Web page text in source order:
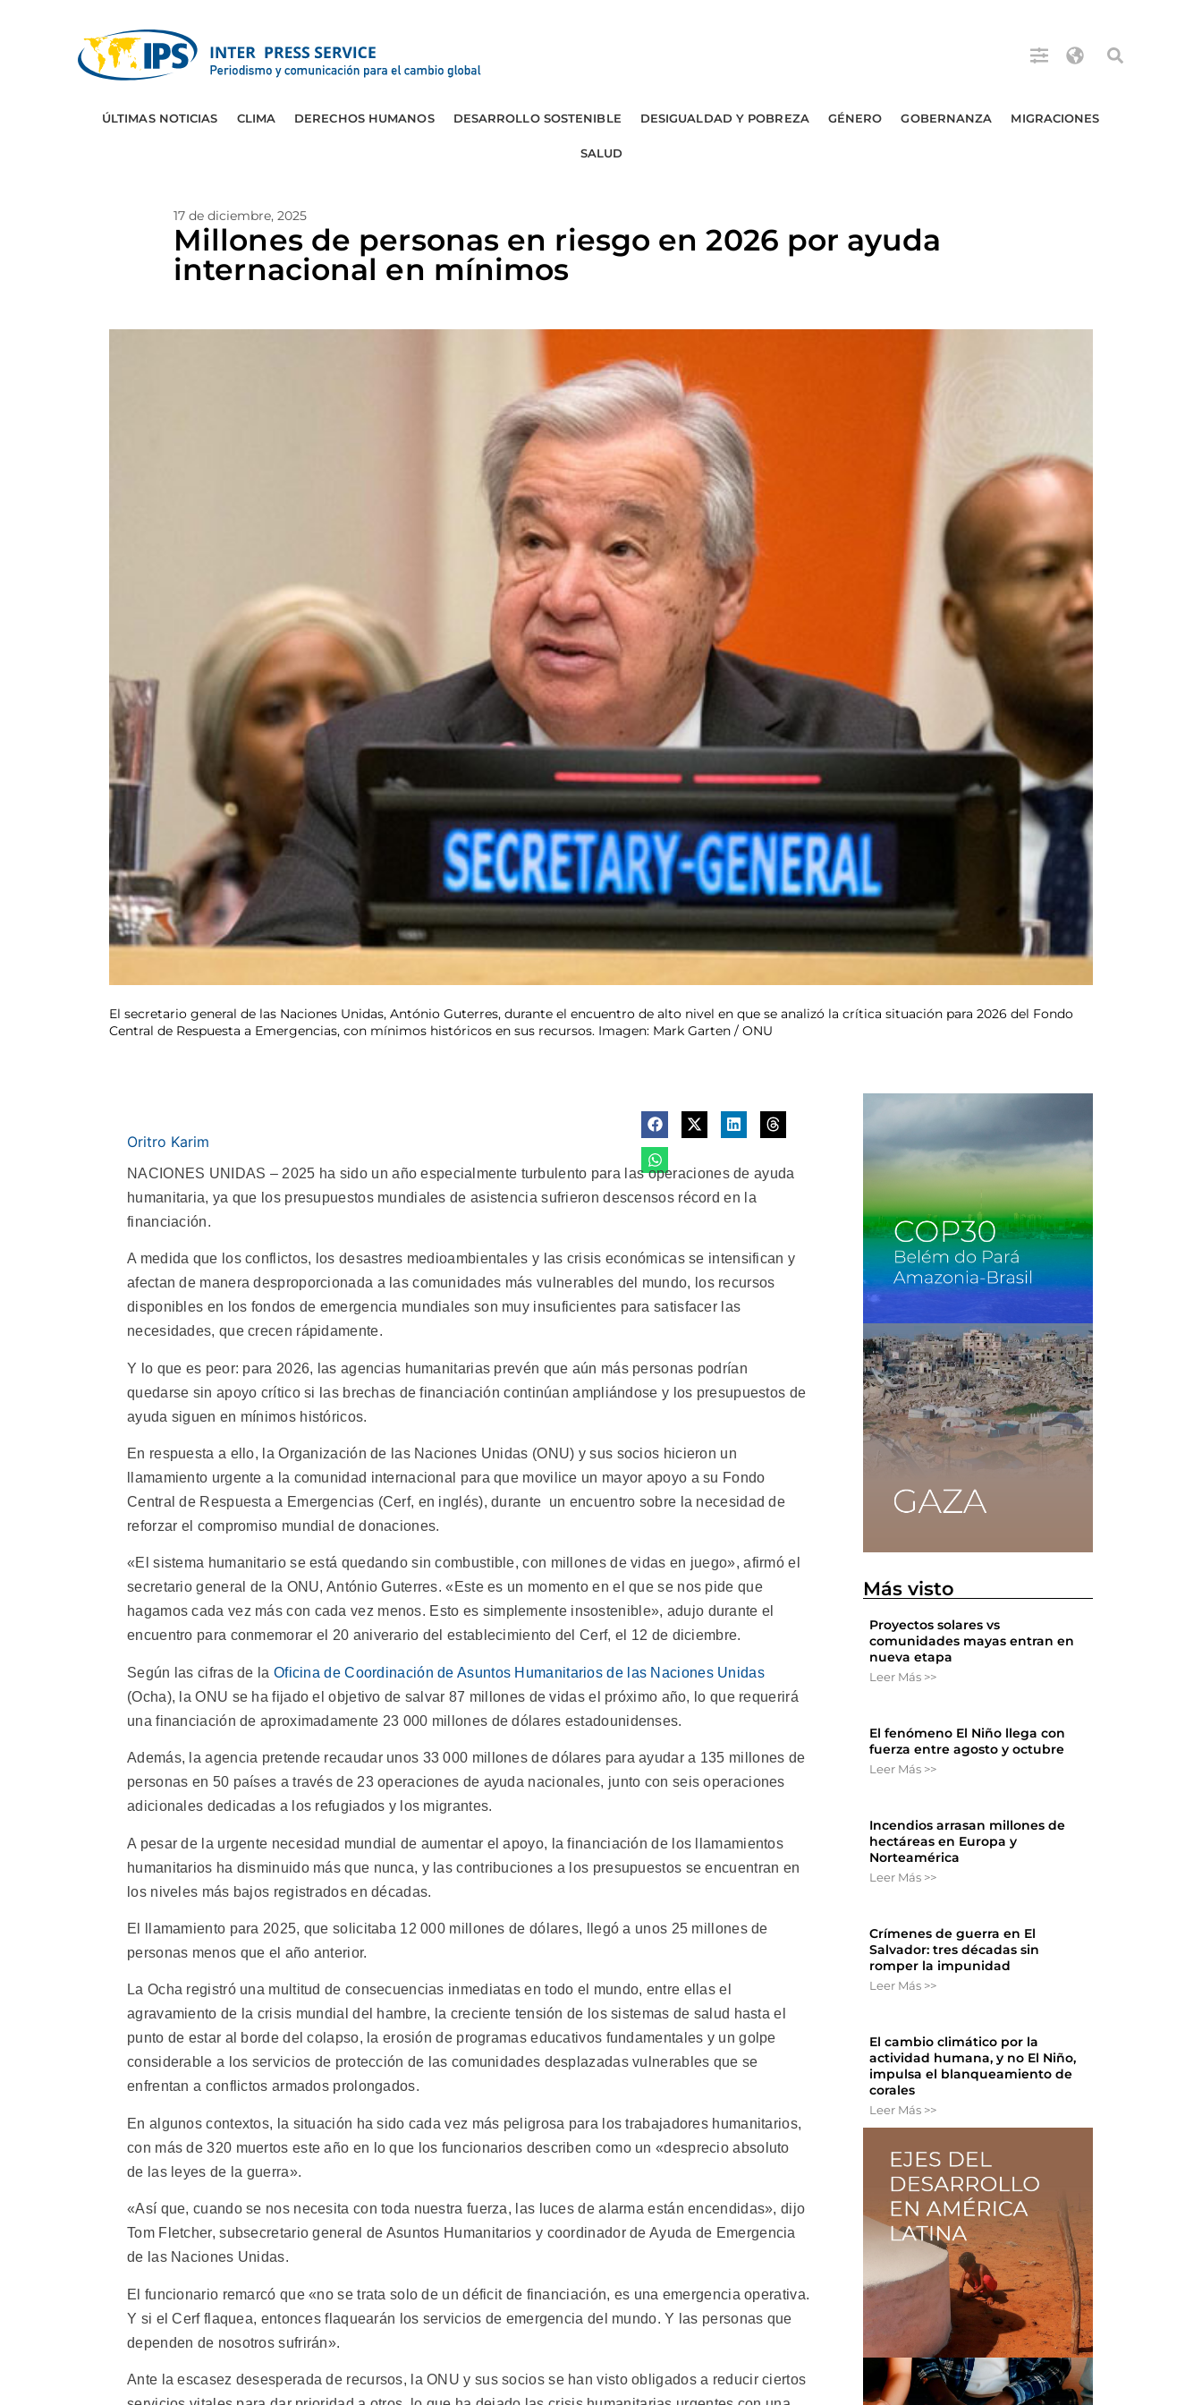
ÚLTIMAS NOTICIAS CLIMA DERECHOS HUMANOS DESARROLLO SOSTENIBLE DESIGUALDAD Y POBREZA GÉNERO GOBERNANZA MIGRACIONES
SALUD
17 de diciembre, 2025
Millones de personas en riesgo en 2026 por ayuda
internacional en mínimos
El secretario general de las Naciones Unidas, António Guterres, durante el encuentro de alto nivel en que se analizó la crítica situación para 2026 del Fondo
Central de Respuesta a Emergencias, con mínimos históricos en sus recursos. Imagen: Mark Garten / ONU
Oritro Karim
NACIONES UNIDAS – 2025 ha sido un año especialmente turbulento para las operaciones de ayuda
humanitaria, ya que los presupuestos mundiales de asistencia sufrieron descensos récord en la
financiación.
A medida que los conflictos, los desastres medioambientales y las crisis económicas se intensifican y
afectan de manera desproporcionada a las comunidades más vulnerables del mundo, los recursos
disponibles en los fondos de emergencia mundiales son muy insuficientes para satisfacer las
necesidades, que crecen rápidamente.
Y lo que es peor: para 2026, las agencias humanitarias prevén que aún más personas podrían
quedarse sin apoyo crítico si las brechas de financiación continúan ampliándose y los presupuestos de
ayuda siguen en mínimos históricos.
En respuesta a ello, la Organización de las Naciones Unidas (ONU) y sus socios hicieron un
llamamiento urgente a la comunidad internacional para que movilice un mayor apoyo a su Fondo
Central de Respuesta a Emergencias (Cerf, en inglés), durante un encuentro sobre la necesidad de
reforzar el compromiso mundial de donaciones.
«El sistema humanitario se está quedando sin combustible, con millones de vidas en juego», afirmó el
secretario general de la ONU, António Guterres. «Este es un momento en el que se nos pide que
hagamos cada vez más con cada vez menos. Esto es simplemente insostenible», adujo durante el
encuentro para conmemorar el 20 aniverario del establecimiento del Cerf, el 12 de diciembre.
Según las cifras de la Oficina de Coordinación de Asuntos Humanitarios de las Naciones Unidas
(Ocha), la ONU se ha fijado el objetivo de salvar 87 millones de vidas el próximo año, lo que requerirá
una financiación de aproximadamente 23 000 millones de dólares estadounidenses.
Además, la agencia pretende recaudar unos 33 000 millones de dólares para ayudar a 135 millones de
personas en 50 países a través de 23 operaciones de ayuda nacionales, junto con seis operaciones
adicionales dedicadas a los refugiados y los migrantes.
A pesar de la urgente necesidad mundial de aumentar el apoyo, la financiación de los llamamientos
humanitarios ha disminuido más que nunca, y las contribuciones a los presupuestos se encuentran en
los niveles más bajos registrados en décadas.
El llamamiento para 2025, que solicitaba 12 000 millones de dólares, llegó a unos 25 millones de
personas menos que el año anterior.
La Ocha registró una multitud de consecuencias inmediatas en todo el mundo, entre ellas el
agravamiento de la crisis mundial del hambre, la creciente tensión de los sistemas de salud hasta el
punto de estar al borde del colapso, la erosión de programas educativos fundamentales y un golpe
considerable a los servicios de protección de las comunidades desplazadas vulnerables que se
enfrentan a conflictos armados prolongados.
En algunos contextos, la situación ha sido cada vez más peligrosa para los trabajadores humanitarios,
con más de 320 muertos este año en lo que los funcionarios describen como un «desprecio absoluto
de las leyes de la guerra».
«Así que, cuando se nos necesita con toda nuestra fuerza, las luces de alarma están encendidas», dijo
Tom Fletcher, subsecretario general de Asuntos Humanitarios y coordinador de Ayuda de Emergencia
de las Naciones Unidas.
El funcionario remarcó que «no se trata solo de un déficit de financiación, es una emergencia operativa.
Y si el Cerf flaquea, entonces flaquearán los servicios de emergencia del mundo. Y las personas que
dependen de nosotros sufrirán».
Ante la escasez desesperada de recursos, la ONU y sus socios se han visto obligados a reducir ciertos
Más visto
Proyectos solares vs
comunidades mayas entran en
nueva etapa
Leer Más >>
El fenómeno El Niño llega con
fuerza entre agosto y octubre
Leer Más >>
Incendios arrasan millones de
hectáreas en Europa y
Norteamérica
Leer Más >>
Crímenes de guerra en El
Salvador: tres décadas sin
romper la impunidad
Leer Más >>
El cambio climático por la
actividad humana, y no El Niño,
impulsa el blanqueamiento de
corales
Leer Más >>